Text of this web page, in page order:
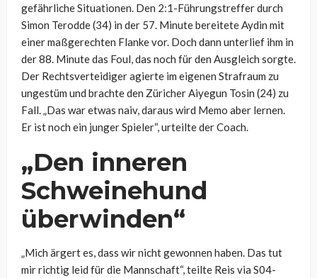
gefährliche Situationen. Den 2:1-Führungstreffer durch
Simon Terodde (34) in der 57. Minute bereitete Aydin mit
einer maßgerechten Flanke vor. Doch dann unterlief ihm in
der 88. Minute das Foul, das noch für den Ausgleich sorgte.
Der Rechtsverteidiger agierte im eigenen Strafraum zu
ungestüm und brachte den Züricher Aiyegun Tosin (24) zu
Fall. „Das war etwas naiv, daraus wird Memo aber lernen.
Er ist noch ein junger Spieler“, urteilte der Coach.
„Den inneren
Schweinehund
überwinden“
„Mich ärgert es, dass wir nicht gewonnen haben. Das tut
mir richtig leid für die Mannschaft“, teilte Reis via S04-